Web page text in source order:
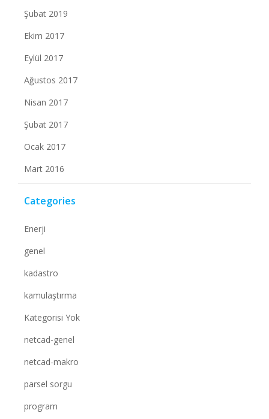
Şubat 2019
Ekim 2017
Eylül 2017
Ağustos 2017
Nisan 2017
Şubat 2017
Ocak 2017
Mart 2016
Categories
Enerji
genel
kadastro
kamulaştırma
Kategorisi Yok
netcad-genel
netcad-makro
parsel sorgu
program